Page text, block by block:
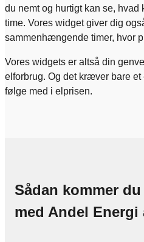
du nemt og hurtigt kan se,
time. Vores widget giver dig
sammenhængende timer, hvor
Vores widgets er altså din
elforbrug. Og det kræver bare
følge med i elprisen.
Sådan kommer
med Andel Energi